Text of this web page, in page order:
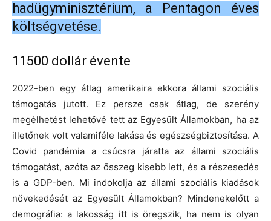
hadügyminisztérium, a Pentagon éves
költségvetése.
11500 dollár évente
2022-ben egy átlag amerikaira ekkora állami szociális
támogatás jutott. Ez persze csak átlag, de szerény
megélhetést lehetővé tett az Egyesült Államokban, ha az
illetőnek volt valamiféle lakása és egészségbiztosítása. A
Covid pandémia a csúcsra járatta az állami szociális
támogatást, azóta az összeg kisebb lett, és a részesedés
is a GDP-ben. Mi indokolja az állami szociális kiadások
növekedését az Egyesült Államokban? Mindenekelőtt a
demográfia: a lakosság itt is öregszik, ha nem is olyan